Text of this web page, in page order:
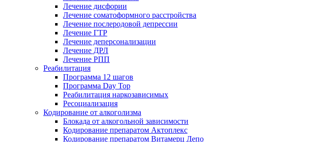
Лечение дисфории
Лечение соматоформного расстройства
Лечение послеродовой депрессии
Лечение ГТР
Лечение деперсонализации
Лечение ДРЛ
Лечение РПП
Реабилитация
Программа 12 шагов
Программа Day Top
Реабилитация наркозависимых
Ресоциализация
Кодирование от алкоголизма
Блокада от алкогольной зависимости
Кодирование препаратом Актоплекс
Кодирование препаратом Витамерц Депо